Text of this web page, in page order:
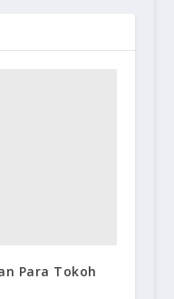
Para Tokoh